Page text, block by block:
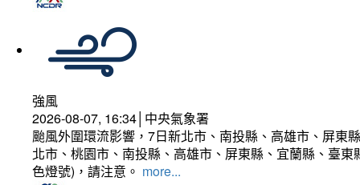
強風
2026-08-07, 16:34│中央氣象署
颱風外圍環流影響，7日新北市、南投縣、高雄市、屏東
北市、桃園市、南投縣、高雄市、屏東縣、宜蘭縣、臺
色燈號)，請注意。 more...